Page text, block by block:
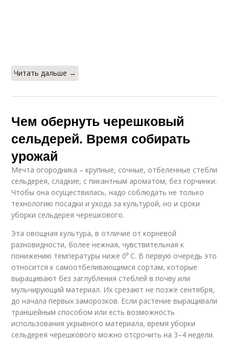
Читать дальше →
Чем обернуть черешковый
сельдерей. Время собирать
урожай
Мечта огородника – крупные, сочные, отбеленные стебли
сельдерея, сладкие, с пикантным ароматом, без горчинки.
Чтобы она осуществилась, надо соблюдать не только
технологию посадки и ухода за культурой, но и сроки
уборки сельдерея черешкового.
Эта овощная культура, в отличие от корневой
разновидности, более нежная, чувствительная к
понижению температуры ниже 0⁰ С. В первую очередь это
относится к самоотбеливающимся сортам, которые
выращивают без заглубления стеблей в почву или
мульчирующий материал. Их срезают не позже сентября,
до начала первых заморозков. Если растение выращивали
траншейным способом или есть возможность
использования укрывного материала, время уборки
сельдерея черешкового можно отсрочить на 3–4 недели.